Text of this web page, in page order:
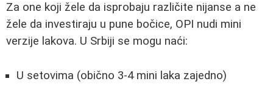
Za one koji žele da isprobaju različite nijanse a ne
žele da investiraju u pune bočice, OPI nudi mini
verzije lakova. U Srbiji se mogu naći:
U setovima (obično 3-4 mini laka zajedno)